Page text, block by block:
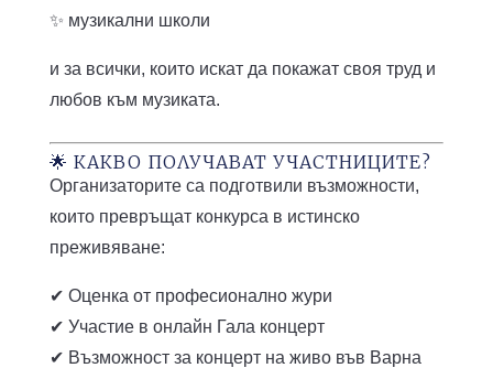
✨ музикални школи
и за всички, които искат да покажат своя труд и
любов към музиката.
🌟 КАКВО ПОЛУЧАВАТ УЧАСТНИЦИТЕ?
Организаторите са подготвили възможности,
които превръщат конкурса в истинско
преживяване:
✔ Оценка от професионално жури
✔ Участие в онлайн Гала концерт
✔ Възможност за концерт на живо във Варна